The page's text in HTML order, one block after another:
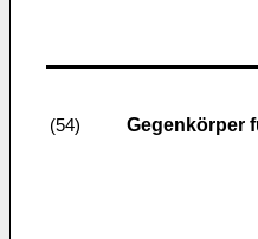
(54) Gegenkörper